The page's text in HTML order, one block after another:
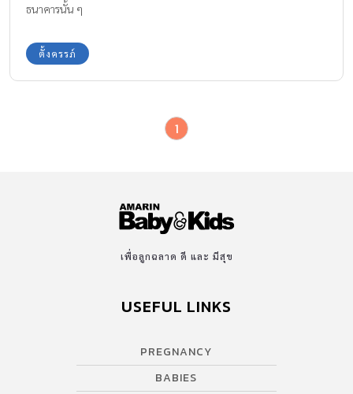
ธนาคารนั้น ๆ
ตั้งครรภ์
1
เพื่อลูกฉลาด ดี และ มีสุข
USEFUL LINKS
PREGNANCY
BABIES